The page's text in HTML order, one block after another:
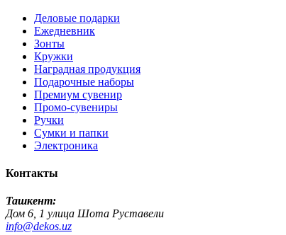
Деловые подарки
Ежедневник
Зонты
Кружки
Наградная продукция
Подарочные наборы
Премиум сувенир
Промо-сувениры
Ручки
Сумки и папки
Электроника
Контакты
Ташкент:
Дом 6, 1 улица Шота Руставели
info@dekos.uz